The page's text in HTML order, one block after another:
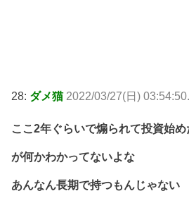
28: ダメ猫 2022/03/27(日)
ここ2年ぐらいで煽られて投資始
が何かわかってないよな
あんなん長期で持つもんじゃない